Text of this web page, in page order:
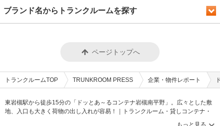
ブランド名からトランクルームを探す
ページトップへ
トランクルームTOP TRUNKROOM PRESS 企業・物件レポート
東岩槻駅から徒歩15分の「ドッとあ～るコンテナ岩槻南平野」。広々とした敷
地、入口も大きく荷物の出し入れが容易！｜トランクルーム・貸しコンテナ・